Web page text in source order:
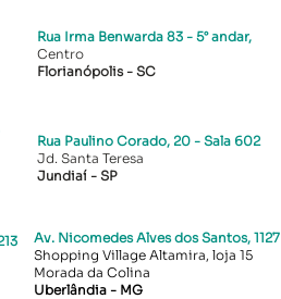
Rua Irma Benwarda 83 - 5° andar,
Centro
Florianópolis - SC​
Rua Paulino Corado, 20 - Sala 602
Jd. Santa Teresa
Jundiaí - SP
Av. Nicomedes Alves dos Santos, 1127
Shopping Village Altamira, loja 15
Morada da Colina
Uberlândia - MG